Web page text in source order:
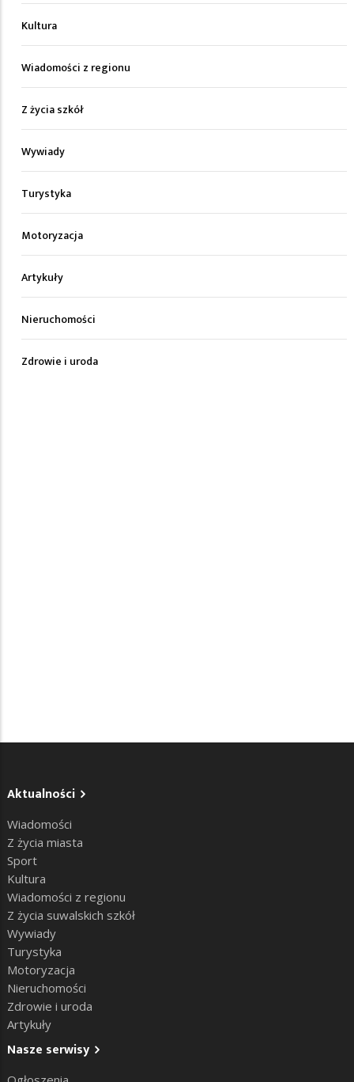
Kultura
Wiadomości z regionu
Z życia szkół
Wywiady
Turystyka
Motoryzacja
Artykuły
Nieruchomości
Zdrowie i uroda
Aktualności
Wiadomości
Z życia miasta
Sport
Kultura
Wiadomości z regionu
Z życia suwalskich szkół
Wywiady
Turystyka
Motoryzacja
Nieruchomości
Zdrowie i uroda
Artykuły
Nasze serwisy